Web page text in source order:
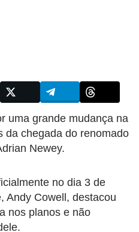
uma grande mudança na
da chegada do renomado
Newey.
no dia 3 de
Andy Cowell, destacou
nos planos e não